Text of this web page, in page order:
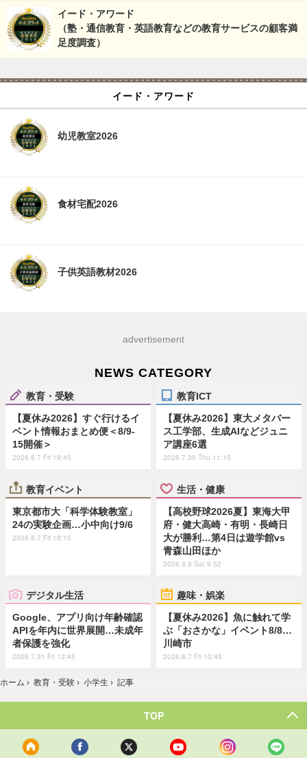
イード・アワード
（塾・通信教育・英語教育などの教育サービスの顧客満
足度調査）
イード・アワード
幼児教室2026
食材宅配2026
子供英語教材2026
advertisement
NEWS CATEGORY
教育・受験
【夏休み2026】すぐ行けるイ
ベント情報おまとめ便＜8/9-
15開催＞
2026.8.7 Fri 19:45
教育ICT
【夏休み2026】東大メタバー
ス工学部、生成AIなどジュニ
ア講座6選
2026.7.30 Thu 11:15
教育イベント
東京都市大「科学体験教室」
24の実験企画…小中向け9/6
2026.8.7 Fri 18:15
生活・健康
【高校野球2026夏】東海大甲
府・健大高崎・有明・長崎日
大が勝利…第4日は遊学館vs
青森山田ほか
2026.8.8 Sat 9:52
デジタル生活
Google、アプリ向け年齢確認
APIを年内に世界展開…未成年
者保護を強化
2026.7.31 Fri 13:45
趣味・娯楽
【夏休み2026】魚に触れて学
ぶ「おさかな」イベント8/8…
川崎市
2026.8.7 Fri 10:45
ホーム › 教育・受験 › 小学生 › 記事
TOP